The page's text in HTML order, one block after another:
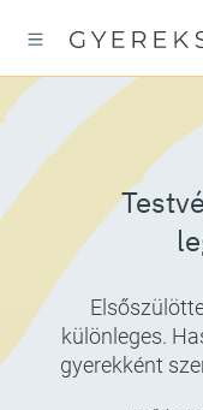
különleges.
gyerekként